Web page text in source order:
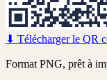
⬇ Télécharger le QR
Format PNG, prêt à